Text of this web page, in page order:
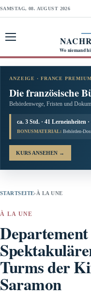
SAMSTAG, 08. AUGUST 2026
Wo niemand
ANZEIGE · FRANCE
Die französische
Behördenwege, Fristen und
ca. 3 Std. · 41 Lerneinheiten
BONUSMATERIAL: Behörden-
KURS ANSEHEN →
STARTSEITE› À LA UNE
À LA UNE
Turms der
Saramon